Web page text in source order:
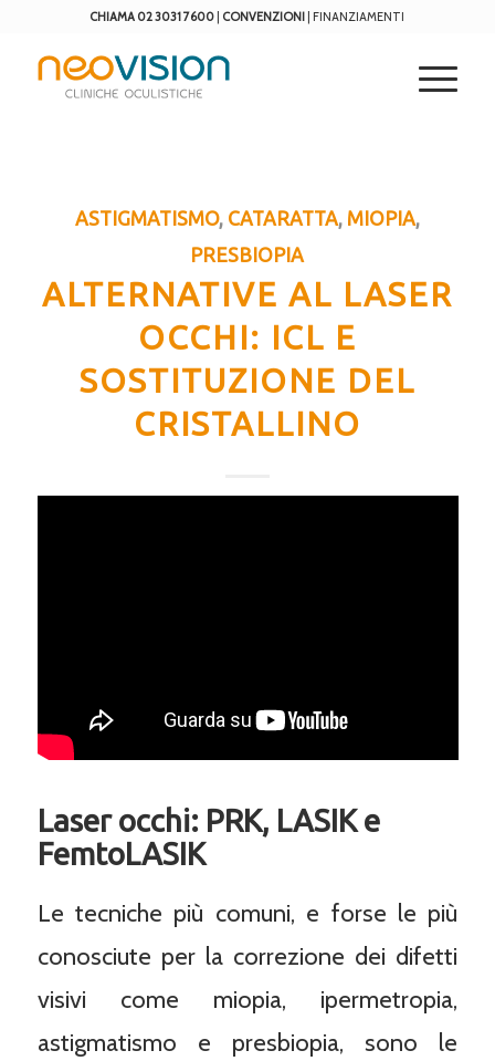
CHIAMA 02 3031 7600 CONVENZIONI FINANZIAMENTI
ASTIGMATISMO, CATARATTA, MIOPIA,
PRESBIOPIA
ALTERNATIVE AL LASER
OCCHI: ICL E
SOSTITUZIONE DEL
CRISTALLINO
Laser occhi: PRK, LASIK e
FemtoLASIK
Le tecniche più comuni, e forse le più
conosciute per la correzione dei difetti
visivi come miopia, ipermetropia,
astigmatismo e presbiopia, sono le